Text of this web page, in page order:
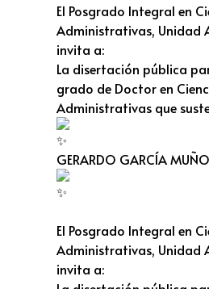
El Posgrado Integral en
Administrativas, Unidad
invita a:
La disertación pública
grado de Doctor en
Administrativas que
GERARDO GARCÍA
El Posgrado Integral en
Administrativas, Unidad
invita a: